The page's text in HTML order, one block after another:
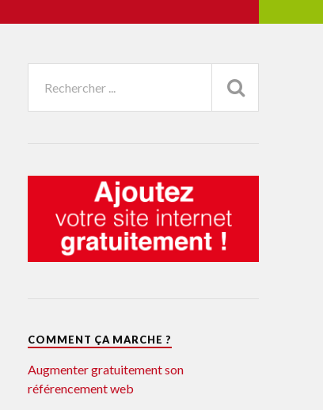
COMMENT ÇA MARCHE ?
Augmenter gratuitement son
référencement web